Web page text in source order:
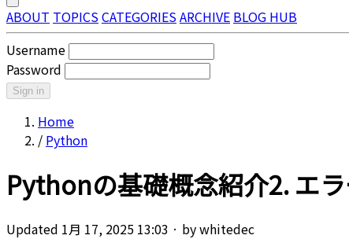
ABOUT TOPICSCATEGORIESARCHIVE BLOG HUB
Username
Password
Sign in
Home
/ Python
Pythonの基礎概念紹介2. エ
Updated 1月 17, 2025 13:03 · by whitedec